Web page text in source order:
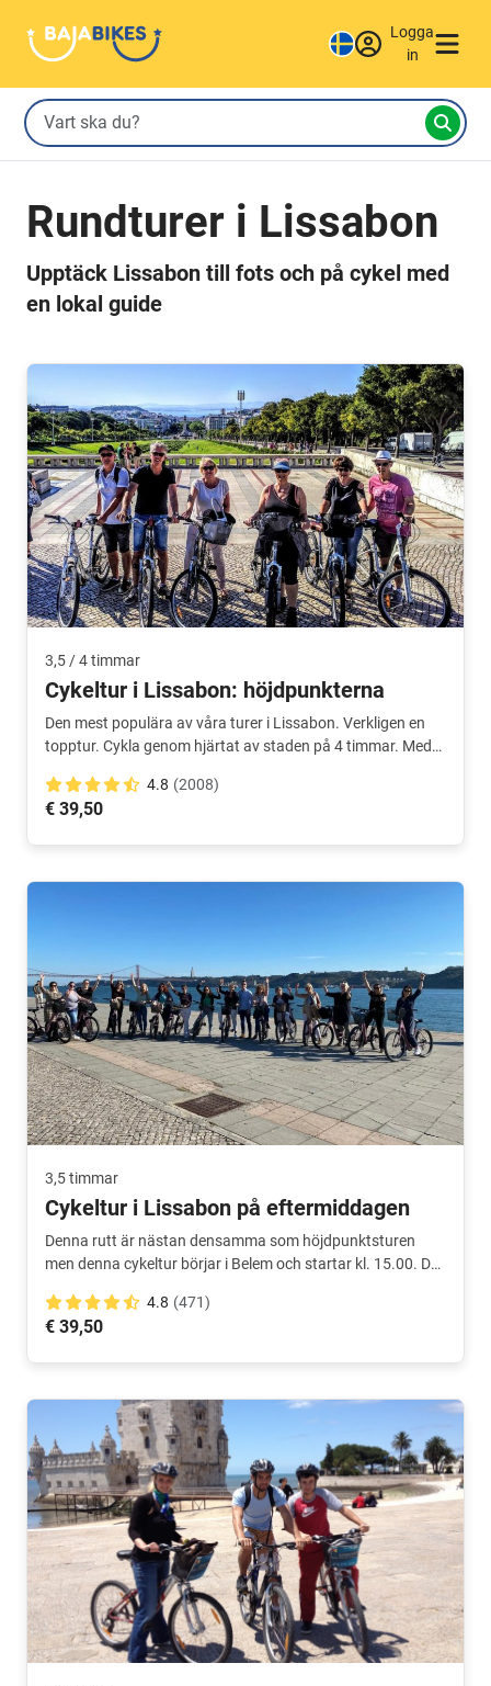
Logga
in
Rundturer i Lissabon
Upptäck Lissabon till fots och på cykel med
en lokal guide
3,5 / 4 timmar
Cykeltur i Lissabon: höjdpunkterna
Den mest populära av våra turer i Lissabon. Verkligen en
topptur. Cykla genom hjärtat av staden på 4 timmar. Med
4.8 (2008)
€ 39,50
3,5 timmar
Cykeltur i Lissabon på eftermiddagen
Denna rutt är nästan densamma som höjdpunktsturen
men denna cykeltur börjar i Belem och startar kl. 15.00. Du
4.8 (471)
€ 39,50